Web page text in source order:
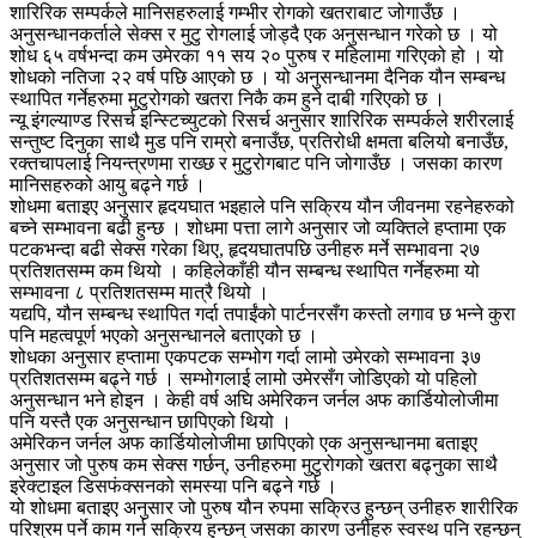
शारिरिक सम्पर्कले मानिसहरुलाई गम्भीर रोगको खतराबाट जोगाउँछ ।
अनुसन्धानकर्ताले सेक्स र मुटु रोगलाई जोड्दै एक अनुसन्धान गरेको छ । यो
शोध ६५ वर्षभन्दा कम उमेरका ११ सय २० पुरुष र महिलामा गरिएको हो । यो
शोधको नतिजा २२ वर्ष पछि आएको छ । यो अनुसन्धानमा दैनिक यौन सम्बन्ध
स्थापित गर्नेहरुमा मुटुरोगको खतरा निकै कम हुने दाबी गरिएको छ ।
न्यू इंगल्याण्ड रिसर्च इन्स्टिच्युटको रिसर्च अनुसार शारिरिक सम्पर्कले शरीरलाई
सन्तुष्ट दिनुका साथै मुड पनि राम्रो बनाउँछ, प्रतिरोधी क्षमता बलियो बनाउँछ,
रक्तचापलाई नियन्त्रणमा राख्छ र मुटुरोगबाट पनि जोगाउँछ । जसका कारण
मानिसहरुको आयु बढ्ने गर्छ ।
शोधमा बताइए अनुसार हृदयघात भइहाले पनि सक्रिय यौन जीवनमा रहनेहरुको
बच्ने सम्भावना बढी हुन्छ । शोधमा पत्ता लागे अनुसार जो व्यक्तिले हप्तामा एक
पटकभन्दा बढी सेक्स गरेका थिए, हृदयघातपछि उनीहरु मर्ने सम्भावना २७
प्रतिशतसम्म कम थियो । कहिलेकाँही यौन सम्बन्ध स्थापित गर्नेहरुमा यो
सम्भावना ८ प्रतिशतसम्म मात्रै थियो ।
यद्यपि, यौन सम्बन्ध स्थापित गर्दा तपाईंको पार्टनरसँग कस्तो लगाव छ भन्ने कुरा
पनि महत्वपूर्ण भएको अनुसन्धानले बताएको छ ।
शोधका अनुसार हप्तामा एकपटक सम्भोग गर्दा लामो उमेरको सम्भावना ३७
प्रतिशतसम्म बढ्ने गर्छ । सम्भोगलाई लामो उमेरसँग जोडिएको यो पहिलो
अनुसन्धान भने होइन । केही वर्ष अघि अमेरिकन जर्नल अफ कार्डियोलोजीमा
पनि यस्तै एक अनुसन्धान छापिएको थियो ।
अमेरिकन जर्नल अफ कार्डियोलोजीमा छापिएको एक अनुसन्धानमा बताइए
अनुसार जो पुरुष कम सेक्स गर्छन्, उनीहरुमा मुटुरोगको खतरा बढ्नुका साथै
इरेक्टाइल डिसफंक्सनको समस्या पनि बढ्ने गर्छ ।
यो शोधमा बताइए अनुसार जो पुरुष यौन रुपमा सक्रिउ हुन्छन् उनीहरु शारीरिक
परिश्रम पर्ने काम गर्न सक्रिय हुन्छन् जसका कारण उनीहरु स्वस्थ पनि रहन्छन्